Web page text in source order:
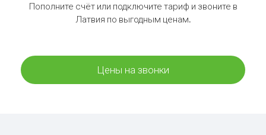
Пополните счёт или подключите тариф и звоните в
Латвия по выгодным ценам.
Цены на звонки